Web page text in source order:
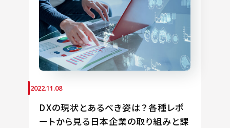
2022.11.08
DXの現状とあるべき姿は？各種レポ
ートから見る日本企業の取り組みと課